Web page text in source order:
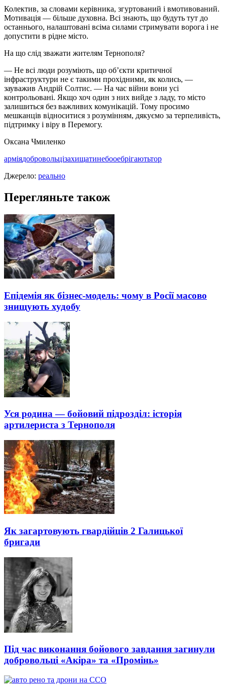
Колектив, за словами керівника, згуртований і вмотивований.
Мотивація — більше духовна. Всі знають, що будуть тут до
останнього, налаштовані всіма силами стримувати ворога і не
допустити в рідне місто.
На що слід зважати жителям Тернополя?
— Не всі люди розуміють, що об’єкти критичної
інфраструктури не є такими прохідними, як колись, —
зауважив Андрій Солтис. — На час війни вони усі
контрольовані. Якщо хоч один з них вийде з ладу, то місто
залишиться без важливих комунікацій. Тому просимо
мешканців відноситися з розумінням, дякуємо за терпеливість,
підтримку і віру в Перемогу.
Оксана Чмиленко
арміядобровольцізахищатинебооебрігаютьтор
Джерело: реально
Перегляньте також
Епідемія як бізнес-модель: чому в Росії масово
знищують худобу
Уся родина — бойовий підрозділ: історія
артилериста з Тернополя
Як загартовують гвардійців 2 Галицької
бригади
Під час виконання бойового завдання загинули
добровольці «Акіра» та «Промінь»